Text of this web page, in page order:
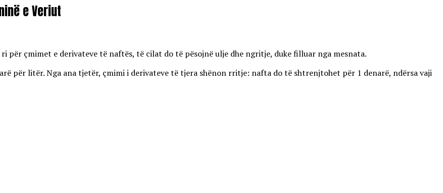
e Veriut
për çmimet e derivateve të naftës, të cilat do të pësojnë ulje dhe ngritje, duke filluar nga mesnata.
për litër. Nga ana tjetër, çmimi i derivateve të tjera shënon rritje: nafta do të shtrenjtohet për 1 denarë, ndërsa vaji